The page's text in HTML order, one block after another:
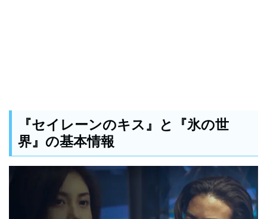
『セイレーンのキス』と『氷の世
界』の基本情報